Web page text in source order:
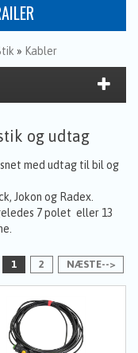
» Kabler
og udtag
med udtag til bil og
Jokon og Radex.
7 polet eller 13
1 2 NÆSTE-->